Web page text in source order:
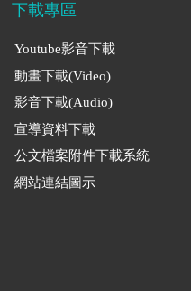
下載專區
Youtube影音下載
動畫下載(Video)
影音下載(Audio)
宣導資料下載
公文檔案附件下載系統
網站連結圖示